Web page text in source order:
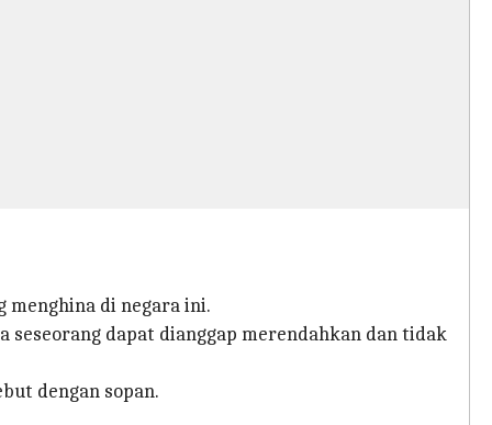
menghina di negara ini.
seseorang dapat dianggap merendahkan dan tidak
dengan sopan.